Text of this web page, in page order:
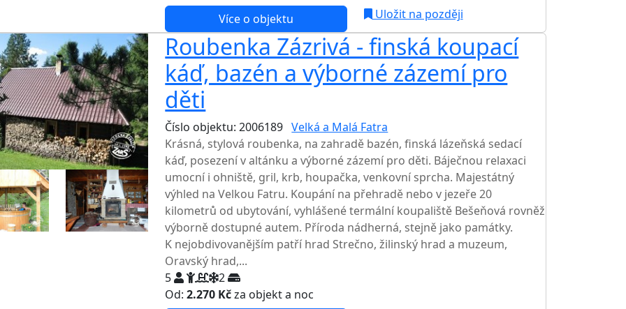
Více o objektu Uložit na později
Roubenka Zázrivá - finská koupací
káď, bazén a výborné zázemí pro
děti
Číslo objektu: 2006189 Velká a Malá Fatra
Krásná, stylová roubenka, na zahradě bazén, finská lázeňská sedací
káď, posezení v altánku a výborné zázemí pro děti. Báječnou relaxaci
umocní i ohniště, gril, krb, houpačka, venkovní sprcha. Majestátný
výhled na Velkou Fatru. Koupání na přehradě nebo v jezeře 20
kilometrů od ubytování, vyhlášené termální koupaliště Bešeňová rovněž
výborně dostupné autem. Příroda nádherná, stejně jako památky.
K nejobdivovanějším patří hrad Strečno, žilinský hrad a muzeum,
Oravský hrad,...
5
2
Od:2.270 Kčza objekt a noc